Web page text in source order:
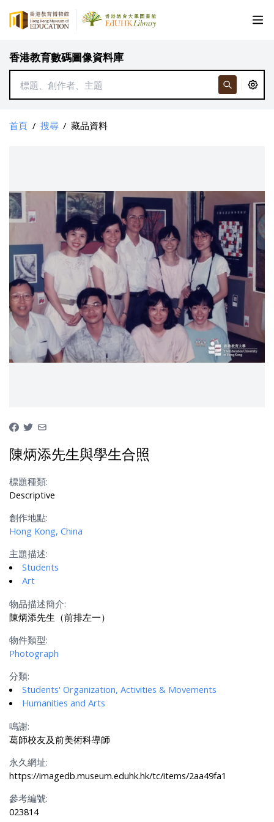
香港教育數碼圖像資料庫
首頁 / 搜尋 / 藏品資料
陳炳添先生與學生合照
標題種類:
Descriptive
創作地點:
Hong Kong, China
主題描述:
Students
Art
物品描述簡介:
陳炳添先生（前排左一）
物件類型:
Photograph
分類:
Students' Organization, Activities & Movements
Humanities and Arts
鳴謝:
葛師校友及前美術科導師
永久網址:
https://imagedb.museum.eduhk.hk/tc/items/2aa49fa1
參考編號:
023814